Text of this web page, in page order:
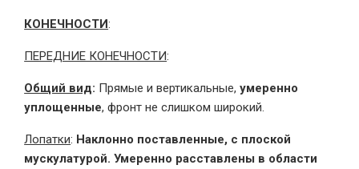
КОНЕЧНОСТИ:
ПЕРЕДНИЕ КОНЕЧНОСТИ:
Общий вид: Прямые и вертикальные,умеренно
уплощенные, фронт не слишком широкий.
Лопатки: Наклонно поставленные, с плоской
мускулатурой. Умеренно расставлены в области